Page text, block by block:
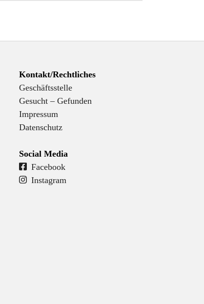
Kontakt/Rechtliches
Geschäftsstelle
Gesucht – Gefunden
Impressum
Datenschutz
Social Media
Facebook
Instagram